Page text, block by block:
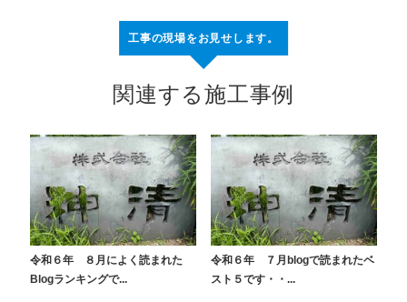
工事の現場をお見せします。
関連する施工事例
令和６年 ８月によく読まれた
Blogランキングで...
令和６年 ７月blogで読まれたベ
スト５です・・...